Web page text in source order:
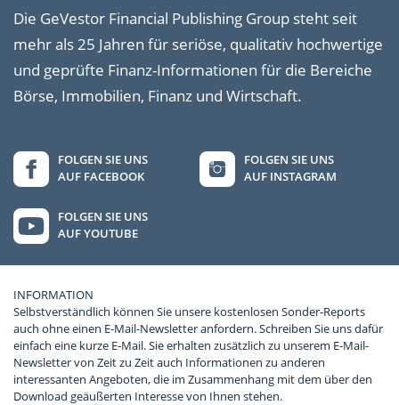
Die GeVestor Financial Publishing Group steht seit
mehr als 25 Jahren für seriöse, qualitativ hochwertige
und geprüfte Finanz-Informationen für die Bereiche
Börse, Immobilien, Finanz und Wirtschaft.
FOLGEN SIE UNS
AUF FACEBOOK
FOLGEN SIE UNS
AUF INSTAGRAM
FOLGEN SIE UNS
AUF YOUTUBE
INFORMATION
Selbstverständlich können Sie unsere kostenlosen Sonder-Reports
auch ohne einen E-Mail-Newsletter anfordern. Schreiben Sie uns dafür
einfach eine kurze E-Mail. Sie erhalten zusätzlich zu unserem E-Mail-
Newsletter von Zeit zu Zeit auch Informationen zu anderen
interessanten Angeboten, die im Zusammenhang mit dem über den
Download geäußerten Interesse von Ihnen stehen.